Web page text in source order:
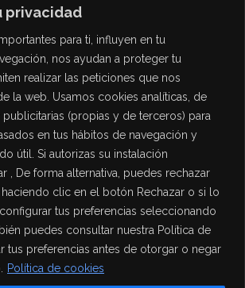
privacidad
para ti, influyen en tu
nos ayudan a proteger tu
realizar las peticiones que nos
la web. Usamos cookies analíticas, de
(propias y de terceros) para
en tus hábitos de navegación y
útil. Si autorizas su instalación
, De forma alternativa, puedes rechazar
clic en el botón Rechazar o si lo
tus preferencias seleccionando
puedes consultar nuestra Política de
tus preferencias antes de otorgar o negar
Política de cookies
DATOS